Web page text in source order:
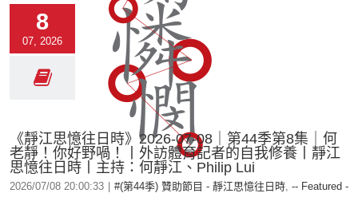
8
07, 2026
《靜江思憶往日時》2026-07-08｜第44季第8集｜何
老靜！你好野喎！丨外訪體育記者的自我修養丨靜江
思憶往日時丨主持：何靜江、Philip Lui
2026/07/08 20:00:33 #(第44季) 贊助節目 - 靜江思憶往日時, -- Featured -